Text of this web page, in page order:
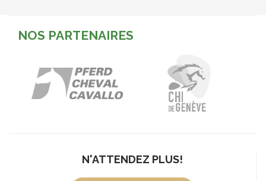
NOS PARTENAIRES
N'ATTENDEZ PLUS!